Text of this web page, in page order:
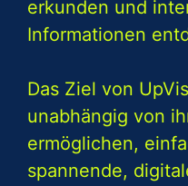
erkunden und
Informationen
Das Ziel von
unabhängig von
ermöglichen,
spannende,